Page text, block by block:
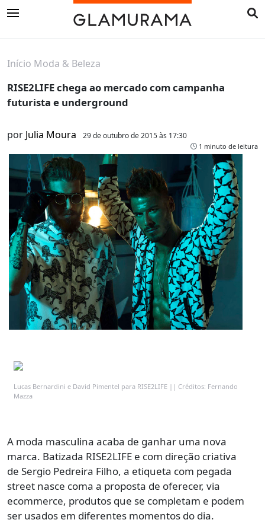
Início Moda & Beleza
RISE2LIFE chega ao mercado com campanha
futurista e underground
por Julia Moura 29 de outubro de 2015 às 17:30
1 minuto de leitura
Lucas Bernardini e David Pimentel para RISE2LIFE || Créditos: Fernando
Mazza
A moda masculina acaba de ganhar uma nova
marca. Batizada RISE2LIFE e com direção criativa
de Sergio Pedreira Filho, a etiqueta com pegada
street nasce coma a proposta de oferecer, via
ecommerce, produtos que se completam e podem
ser usados em diferentes momentos do dia.